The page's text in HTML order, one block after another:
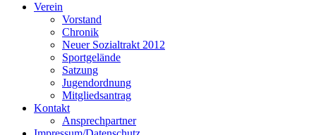
Verein
Vorstand
Chronik
Neuer Sozialtrakt 2012
Sportgelände
Satzung
Jugendordnung
Mitgliedsantrag
Kontakt
Ansprechpartner